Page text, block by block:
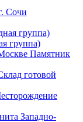
Сочи
группа)
Памятник
готовой
Западно-